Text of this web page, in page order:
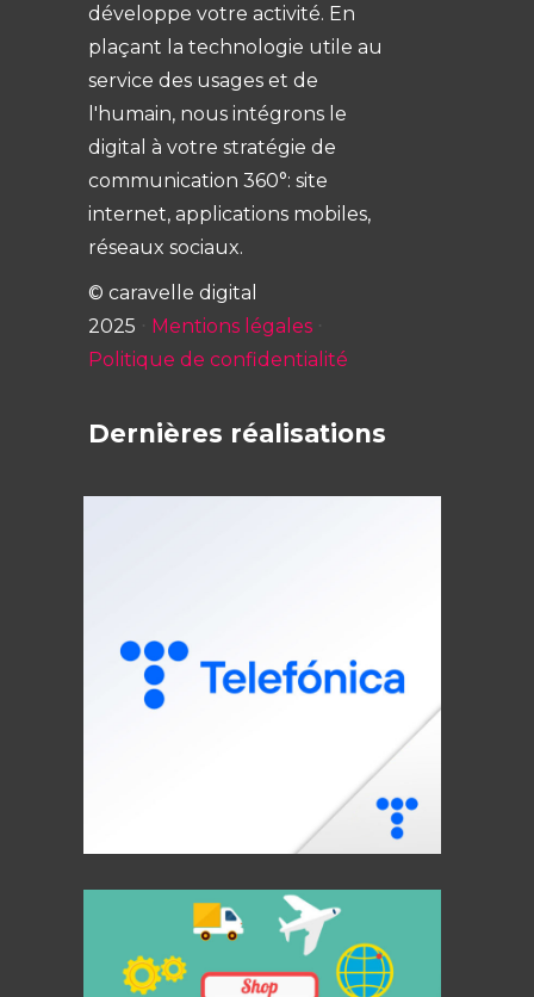
développe votre activité. En
plaçant la technologie utile au
service des usages et de
l'humain, nous intégrons le
digital à votre stratégie de
communication 360°: site
internet, applications mobiles,
réseaux sociaux.
© caravelle digital
2025
Mentions légales
Politique de confidentialité
Dernières réalisations